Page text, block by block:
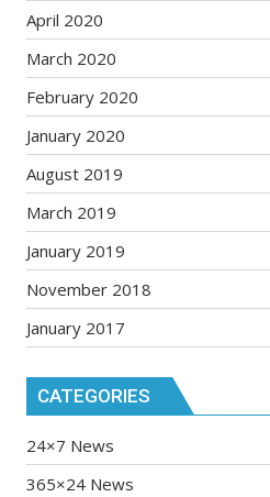
April 2020
March 2020
February 2020
January 2020
August 2019
March 2019
January 2019
November 2018
January 2017
CATEGORIES
24×7 News
365×24 News